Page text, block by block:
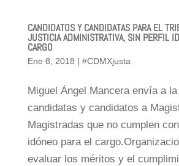
CANDIDATOS Y CANDIDATAS PARA EL
JUSTICIA ADMINISTRATIVA, SIN PERFIL
CARGO
Ene 8, 2018 | #CDMXjusta
Miguel Ángel Mancera envía a
candidatas y candidatos a
Magistradas que no cumplen
idóneo para el
evaluar los méritos y el